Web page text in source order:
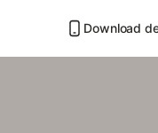
Download